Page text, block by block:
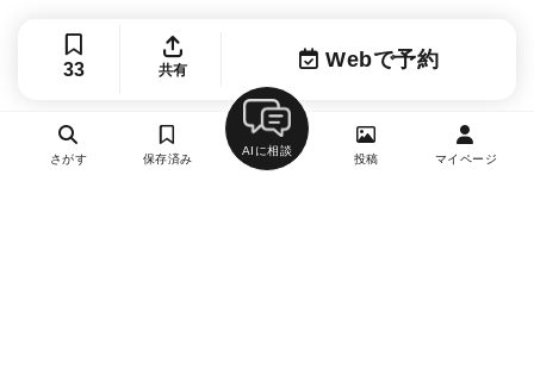
33 共有 Webで予約
さがす 保存済み
AIに相談
投稿 マイページ